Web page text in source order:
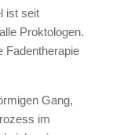
ist seit
Proktologen.
Fadentherapie
Gang,
im